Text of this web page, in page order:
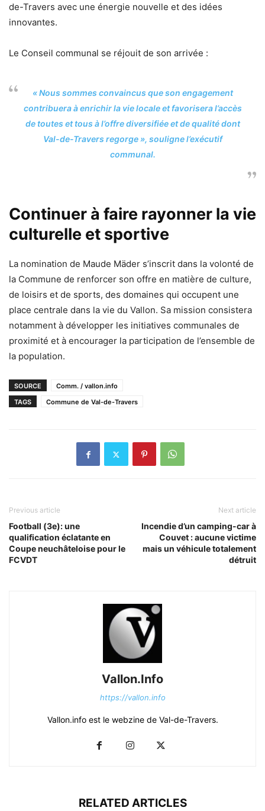
de-Travers avec une énergie nouvelle et des idées
innovantes.
Le Conseil communal se réjouit de son arrivée :
« Nous sommes convaincus que son engagement
contribuera à enrichir la vie locale et favorisera l’accès
de toutes et tous à l’offre diversifiée et de qualité dont
Val-de-Travers regorge », souligne l’exécutif
communal.
Continuer à faire rayonner la vie
culturelle et sportive
La nomination de Maude Mäder s’inscrit dans la volonté de
la Commune de renforcer son offre en matière de culture,
de loisirs et de sports, des domaines qui occupent une
place centrale dans la vie du Vallon. Sa mission consistera
notamment à développer les initiatives communales de
proximité et à encourager la participation de l’ensemble de
la population.
SOURCE
Comm. / vallon.info
TAGS
Commune de Val-de-Travers
Previous article
Football (3e): une
qualification éclatante en
Coupe neuchâteloise pour le
FCVDT
Next article
Incendie d’un camping-car à
Couvet : aucune victime
mais un véhicule totalement
détruit
Vallon.Info
https://vallon.info
Vallon.info est le webzine de Val-de-Travers.
RELATED ARTICLES